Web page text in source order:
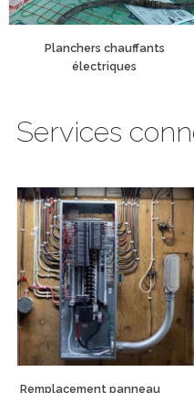
Planchers chauffants
électriques
Services
Remplacement panneau